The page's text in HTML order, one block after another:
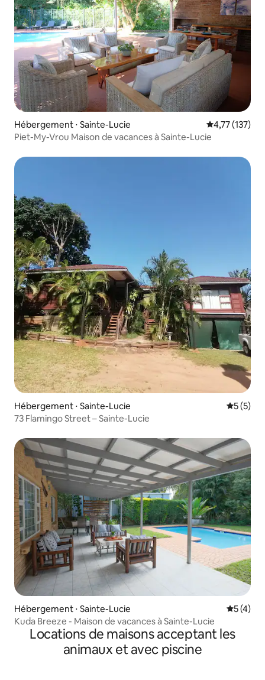
Hébergement ⋅ Sainte-Lucie Évaluation
4,77 (137)
Piet-My-Vrou Maison de vacances à Sainte-Lucie
Hébergement ⋅ Sainte-Lucie
5 (5)
73 Flamingo Street – Sainte-Lucie
Hébergement ⋅ Sainte-Lucie
5 (4)
Kuda Breeze - Maison de vacances à Sainte-Lucie
Locations de maisons acceptant les
animaux et avec piscine